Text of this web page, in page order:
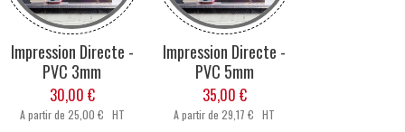
Impression Directe -
PVC 3mm
30,00 €
A partir de 25,00 € HT
Impression Directe -
PVC 5mm
35,00 €
A partir de 29,17 € HT